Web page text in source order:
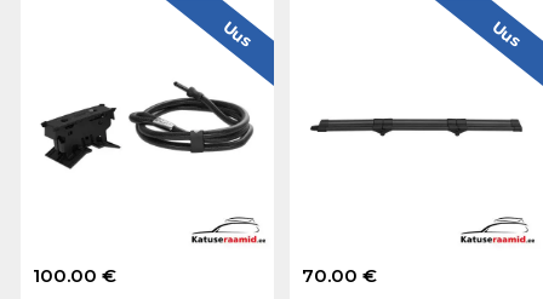
100.00 €
Uus
70.00 €
Uus